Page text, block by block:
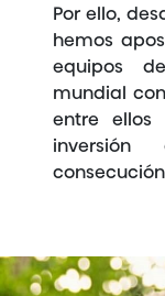
Por ello,
hemos
equipos
mundial
entre